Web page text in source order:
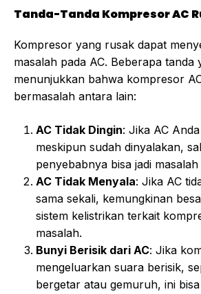
Tanda-Tanda Kompresor AC
Kompresor yang rusak dapat
masalah pada AC. Beberapa tanda
menunjukkan bahwa kompresor
bermasalah antara lain:
AC Tidak Dingin: Jika AC
meskipun sudah dinyalakan,
penyebabnya bisa jadi
AC Tidak Menyala: Jika AC
sama sekali, kemungkinan
sistem kelistrikan terkait
masalah.
Bunyi Berisik dari AC: Jika
mengeluarkan suara berisik,
bergetar atau gemuruh, ini